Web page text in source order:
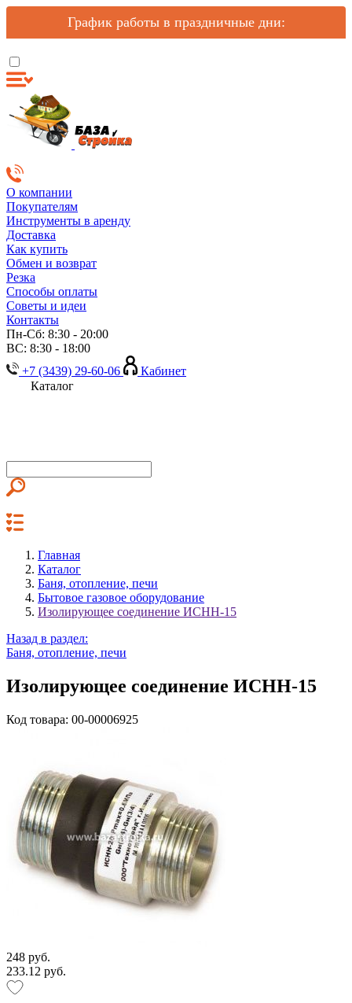
График работы в праздничные дни:
О компании
Покупателям
Инструменты в аренду
Доставка
Как купить
Обмен и возврат
Резка
Способы оплаты
Советы и идеи
Контакты
Пн-Сб: 8:30 - 20:00
ВС: 8:30 - 18:00
+7 (3439) 29-60-06
Кабинет
Каталог
Главная
Каталог
Баня, отопление, печи
Бытовое газовое оборудование
Изолирующее соединение ИСНН-15
Назад в раздел:
Баня, отопление, печи
Изолирующее соединение ИСНН-15
Код товара: 00-00006925
248 руб.
233.12 руб.